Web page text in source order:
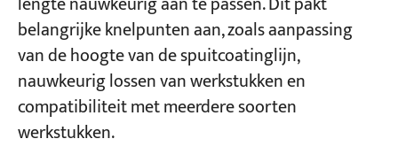
belangrijke knelpunten aan, zoals aanpassing
van de hoogte van de spuitcoatinglijn,
nauwkeurig lossen van werkstukken en
compatibiliteit met meerdere soorten
werkstukken.